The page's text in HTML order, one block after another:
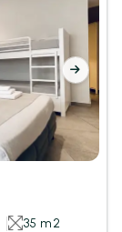
35 m2